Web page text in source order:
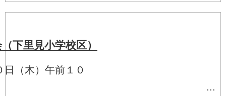
下里見小学校区）
（木）午前１０
...